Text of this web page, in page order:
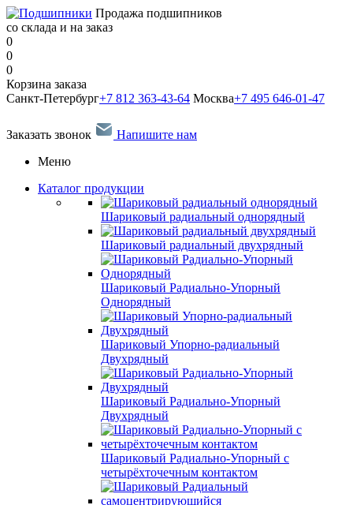
Продажа подшипников
со склада и на заказ
0
0
0
Корзина заказа
Санкт-Петербург+7 812 363-43-64 Москва+7 495 646-01-47
Заказать звонок
Напишите нам
Меню
Каталог продукции
Шариковый радиальный однорядный
Шариковый радиальный двухрядный
Шариковый Радиально-Упорный
Однорядный
Шариковый Упорно-радиальный
Двухрядный
Шариковый Радиально-Упорный
Двухрядный
Шариковый Радиально-Упорный с
четырёхточечным контактом